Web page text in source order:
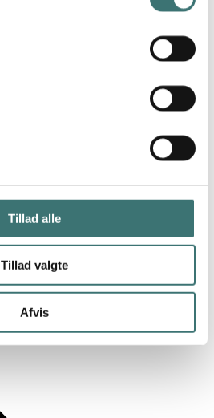
Tillad alle
Tillad valgte
Afvis